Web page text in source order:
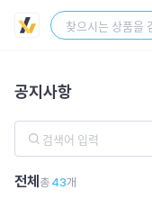
공지사항
전체 총 43개